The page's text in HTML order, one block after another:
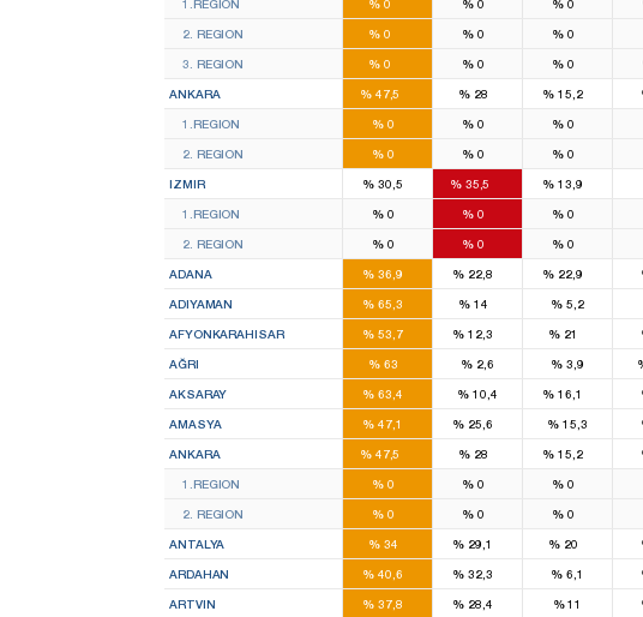
1.REGION % 0 %0 %0
2. REGION % 0 %0 %0
3. REGION % 0 %0 %0
ANKARA %47,5 %28 % 15,2
1.REGION %0
8
%0 %0
2
2. REGION %0 %0 %0
IZMIR % 30,5 %35,5 % 13,9
1.REGION %0
5
%0
5
%0
2
2. REGION %0 %0 %0
ADANA % 36,9 % 22,8 % 22,9
ADIYAMAN % 65,3 %14
1
% 5,2
AFYONKARAHISAR % 53,7 % 12,3 %21
1
AĞRI %63 % 2,6 % 3,9
AKSARAY % 63,4 % 10,4 % 16,1
AMASYA % 47,1 % 25,6 % 15,3
ANKARA %47,5 %28
9
% 15,2
4
1.REGION %0
8
%0 %0
2
2. REGION %0 %0 %0
ANTALYA %34 % 29,1 %20
ARDAHAN % 40,6 % 32,3 % 6,1
ARTVIN % 37,8 % 28,4 %11